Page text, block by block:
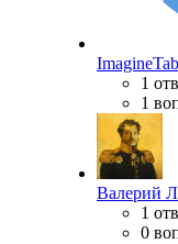
1
1
Валерий
1
0